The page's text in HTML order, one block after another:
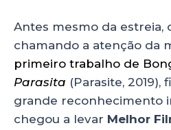
Antes mesmo da estreia,
chamando a atenção da
primeiro trabalho de
Parasita (Parasite,
grande reconhecimento
chegou a levar Melhor